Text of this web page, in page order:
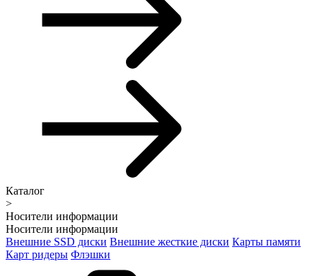
Каталог
>
Носители информации
Носители информации
Внешние SSD диски Внешние жесткие диски Карты памяти
Карт ридеры Флэшки